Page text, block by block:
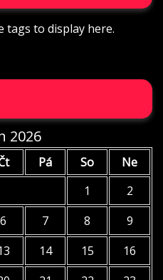
tags to display here.
2026
Pá So
Ne
1
2
6 7 8
9
14 15
16